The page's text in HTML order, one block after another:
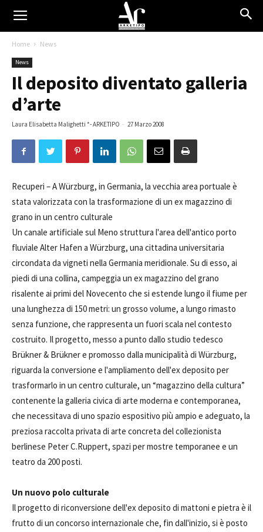
Home News
News
Il deposito diventato galleria
d’arte
Laura Elisabetta Malighetti *- ARKETIPO - 27 Marzo 2008
Recuperi –A Würzburg, in Germania, la vecchia area portuale è
stata valorizzata con la trasformazione di un ex magazzino di
grano in un centro culturale
Un canale artificiale sul Meno struttura l'area dell'antico porto
fluviale Alter Hafen a Würzburg, una cittadina universitaria
circondata da vigneti nella Germania meridionale. Su di esso, ai
piedi di una collina, campeggia un ex magazzino del grano
risalente ai primi del Novecento che si estende lungo il fiume per
una lunghezza di 150 metri: un grosso volume, a lungo rimasto
senza funzione, che rappresenta un fuori scala nel contesto
costruito. Il progetto, messo a punto dallo studio tedesco
Brükner & Brükner e promosso dalla municipalità di Würzburg,
riguarda la conversione e l'ampliamento dell'ex deposito per
trasformarlo in un centro culturale, un “magazzino della cultura”
contenente la galleria civica di arte moderna e contemporanea,
che necessitava di uno spazio espositivo più ampio e adeguato, la
preziosa raccolta privata di arte concreta del collezionista
berlinese Peter C.Ruppert, spazi per mostre temporanee e un
teatro da 200 posti.
Un nuovo polo culturale
Il progetto di riconversione dell'ex deposito di mattoni e pietra è il
frutto di un concorso internazionale che, fin dall'inizio, si è posto